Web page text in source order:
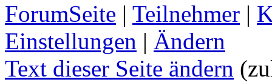
ForumSeite | Teilnehmer |
Einstellungen | Ändern
Text dieser Seite ändern